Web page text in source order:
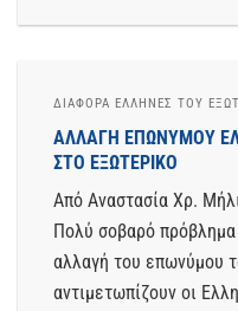
ΔΙΆΦΟΡΑ ΈΛΛΗΝΕΣ ΤΟΥ
ΑΛΛΑΓΗ ΕΠΩΝΥΜΟΥ
ΣΤΟ ΕΞΩΤΕΡΙΚΟ
Από Αναστασία Χρ.
Πολύ σοβαρό
αλλαγή του επωνύμου
αντιμετωπίζουν οι